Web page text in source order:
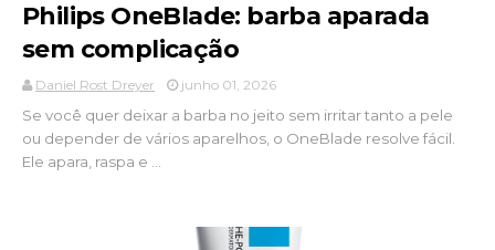
Philips OneBlade: barba aparada
sem complicação
Daniel Rost Dreyer junho 01, 2026
Se você quer deixar a barba no jeito sem irritar tanto a pele
ou depender de vários aparelhos, o OneBlade resolve fácil.
Ele apara, raspa e ...